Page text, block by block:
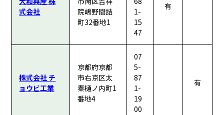
式会社
院嶋野間詰
町32番地1
1-
15
47
有
株式会社 チ
ョウビ工業
京都府京都
市右京区太
秦樋ノ内町1
番地4
07
5-
87
1-
19
00
有